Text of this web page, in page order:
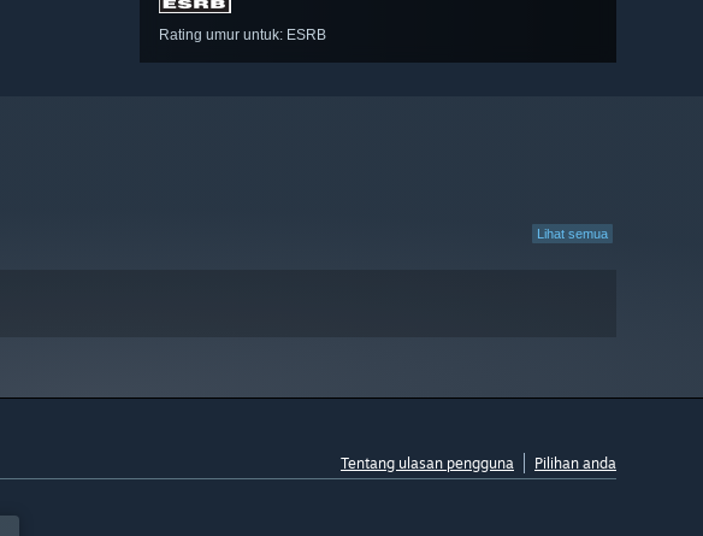
Rating umur untuk: ESRB
Lihat semua
Tentang ulasan pengguna Pilihan anda